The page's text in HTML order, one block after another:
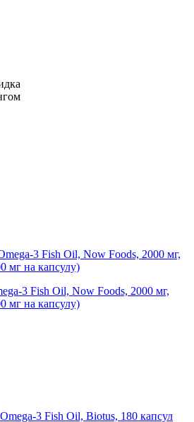
3 Fish Oil, Now Foods, 2000 мг,
мг на капсулу)